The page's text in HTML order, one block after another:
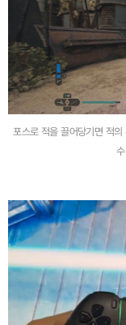
포스로 적을 끌어당기면 적